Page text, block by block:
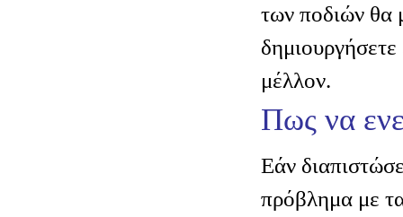
των ποδιών θα
μέλλον.
Πως να
Εάν
πρόβλημα με